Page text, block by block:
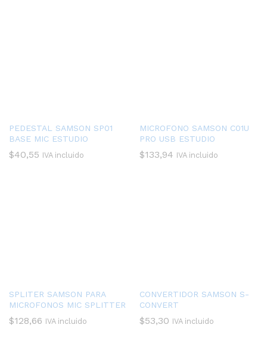
PEDESTAL SAMSON SP01
BASE MIC ESTUDIO
$40,55 IVA incluido
MICROFONO SAMSON C01U
PRO USB ESTUDIO
$133,94 IVA incluido
SPLITER SAMSON PARA
MICROFONOS MIC SPLITTER
$128,66 IVA incluido
CONVERTIDOR SAMSON S-
CONVERT
$53,30 IVA incluido